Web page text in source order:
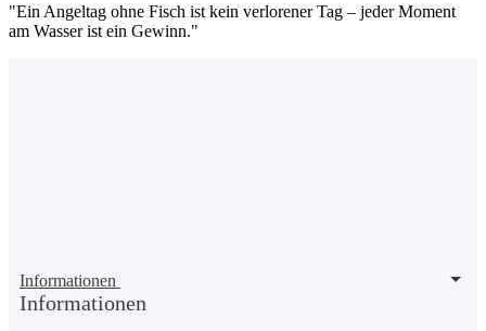
"Ein Angeltag ohne Fisch ist kein verlorener Tag – jeder Moment
am Wasser ist ein Gewinn."
Informationen
Informationen